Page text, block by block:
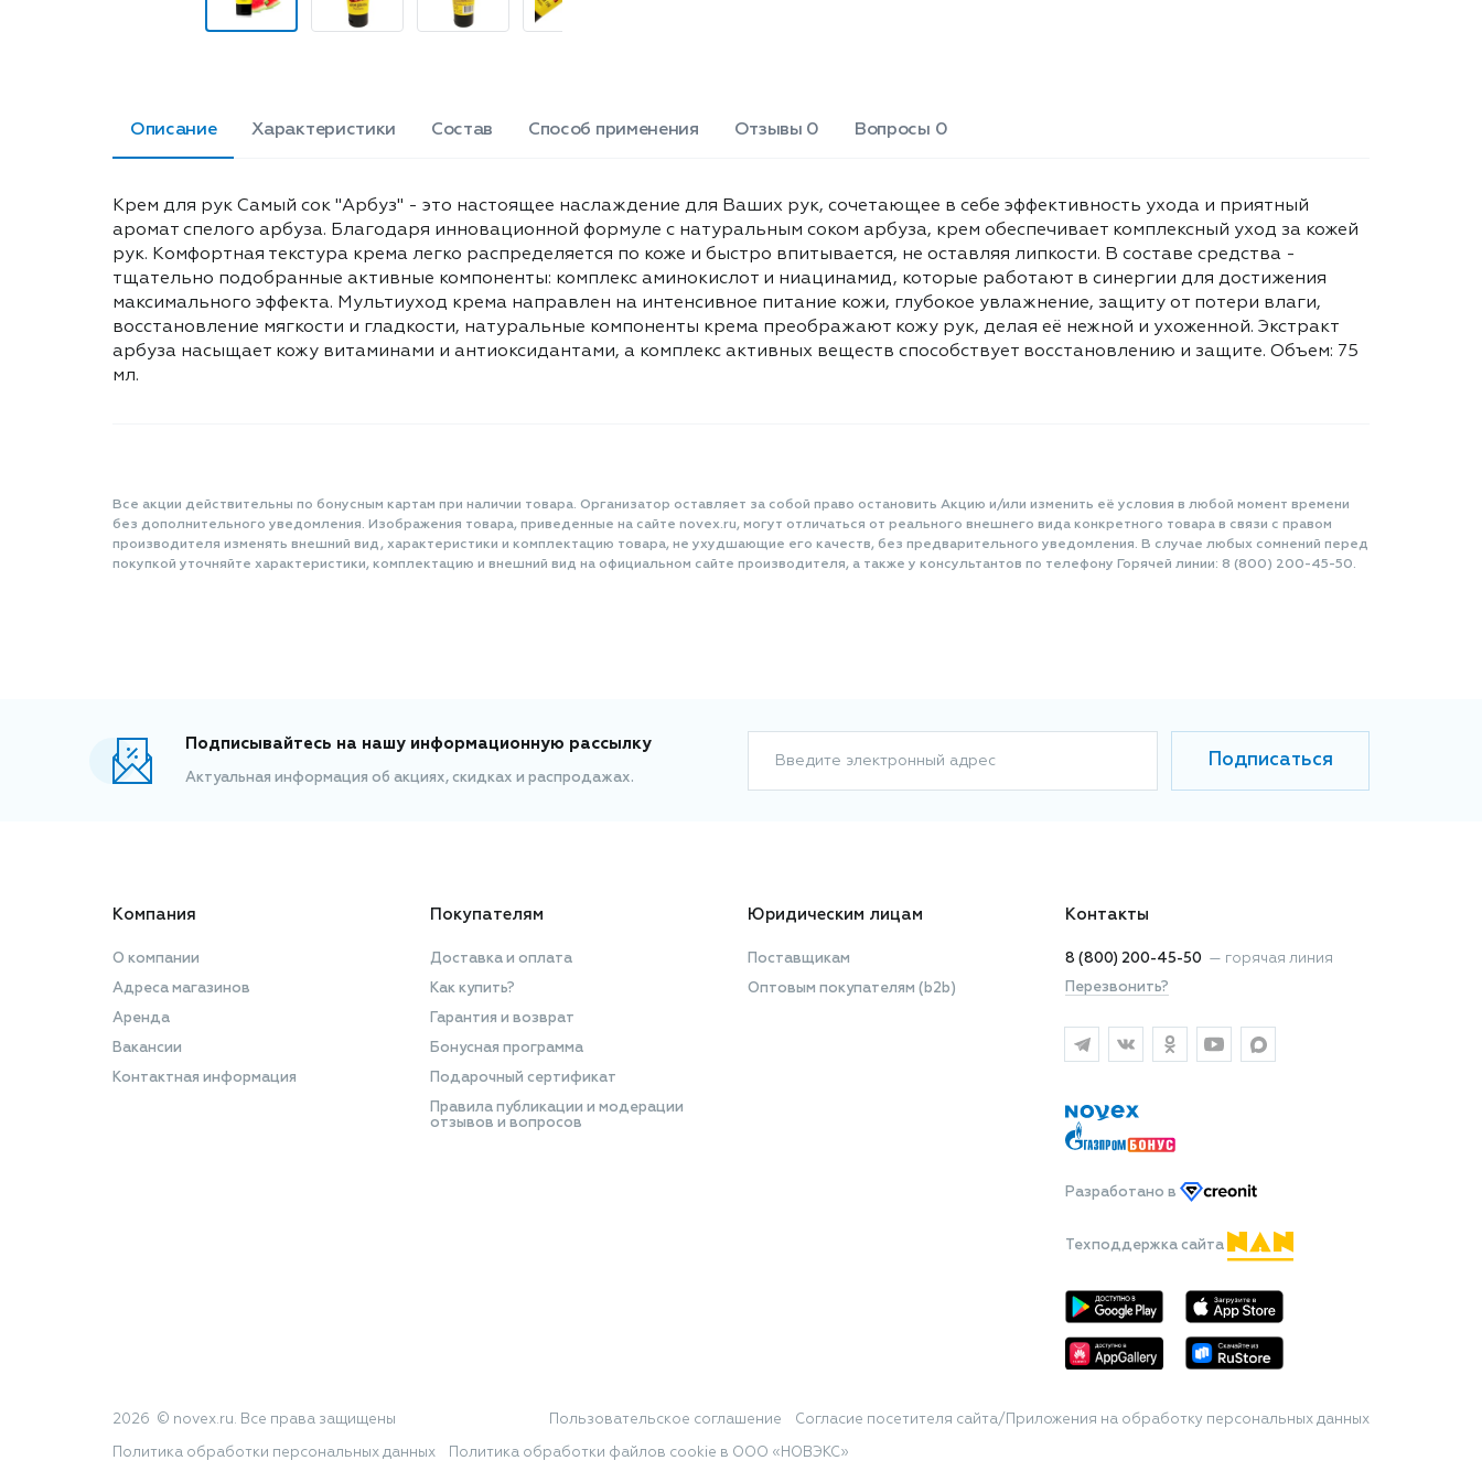
гладкости, натуральные компоненты
антиоксидантами, а комплекс
Описание Характеристики Состав Способ применения Отзывы 0 Вопросы 0
Крем для рук Самый сок "Арбуз" - это настоящее наслаждение для Ваших рук, сочетающее в себе эффективность ухода и приятный
аромат спелого арбуза. Благодаря инновационной формуле с натуральным соком арбуза, крем обеспечивает комплексный уход за кожей
рук. Комфортная текстура крема легко распределяется по коже и быстро впитывается, не оставляя липкости. В составе средства -
тщательно подобранные активные компоненты: комплекс аминокислот и ниацинамид, которые работают в синергии для достижения
максимального эффекта. Мультиуход крема направлен на интенсивное питание кожи, глубокое увлажнение, защиту от потери влаги,
восстановление мягкости и гладкости, натуральные компоненты крема преображают кожу рук, делая её нежной и ухоженной. Экстракт
арбуза насыщает кожу витаминами и антиоксидантами, а комплекс активных веществ способствует восстановлению и защите. Объем: 75
мл.
Все акции действительны по бонусным картам при наличии товара. Организатор оставляет за собой право остановить Акцию и/или изменить её условия в любой момент времени
без дополнительного уведомления. Изображения товара, приведенные на сайте novex.ru, могут отличаться от реального внешнего вида конкретного товара в связи с правом
производителя изменять внешний вид, характеристики и комплектацию товара, не ухудшающие его качеств, без предварительного уведомления. В случае любых сомнений перед
покупкой уточняйте характеристики, комплектацию и внешний вид на официальном сайте производителя, а также у консультантов по телефону Горячей линии: 8 (800) 200-45-50.
Подписывайтесь на нашу информационную рассылку
Актуальная информация об акциях, скидках и распродажах.
Введите электронный адрес Подписаться
Компания
О компании
Адреса магазинов
Аренда
Вакансии
Контактная информация
Покупателям
Доставка и оплата
Как купить?
Гарантия и возврат
Бонусная программа
Подарочный сертификат
Правила публикации и модерации
отзывов и вопросов
Юридическим лицам
Поставщикам
Оптовым покупателям (b2b)
Контакты
8 (800) 200-45-50 — горячая линия
Перезвонить?
Разработано в
Техподдержка сайта
2026 © novex.ru. Все права защищены Пользовательское соглашение Согласие посетителя сайта/Приложения на обработку персональных данных
Политика обработки персональных данных Политика обработки файлов cookie в ООО «НОВЭКС»